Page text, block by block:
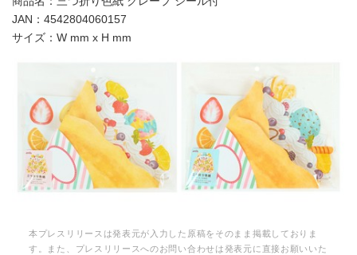
JAN：4542804060157
サイズ：W mm x H mm
本プレスリリースは発表元が入力した原稿をそのまま掲載しておりま
す。また、プレスリリースへのお問い合わせは発表元に直接お願いいた